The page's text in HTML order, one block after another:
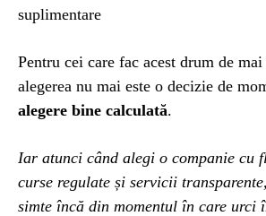
suplimentare
Pentru cei care fac acest drum de
alegerea nu mai este o decizie de
alegere bine calculată.
Iar atunci când alegi o companie cu
curse regulate și servicii
simte încă din momentul în care urci